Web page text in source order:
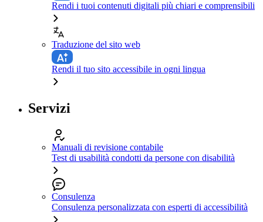
Rendi i tuoi contenuti digitali più chiari e comprensibili
Traduzione del sito web
Rendi il tuo sito accessibile in ogni lingua
Servizi
Manuali di revisione contabile
Test di usabilità condotti da persone con disabilità
Consulenza
Consulenza personalizzata con esperti di accessibilità